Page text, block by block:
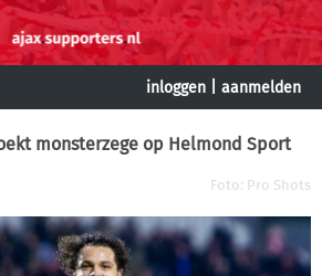
inloggen aanmelden
monsterzege op Helmond Sport
Foto: Pro Shots